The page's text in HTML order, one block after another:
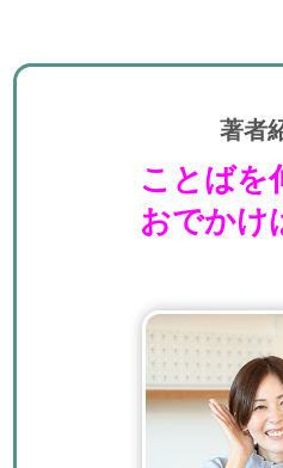
著者
ことばを
おでかけ